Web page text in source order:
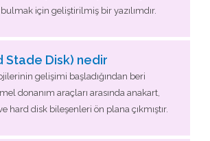
için geliştirilmiş bir yazılımdır.
Stade Disk) nedir
gelişimi başladığından beri
donanım araçları arasında anakart,
hard disk bileşenleri ön plana çıkmıştır.